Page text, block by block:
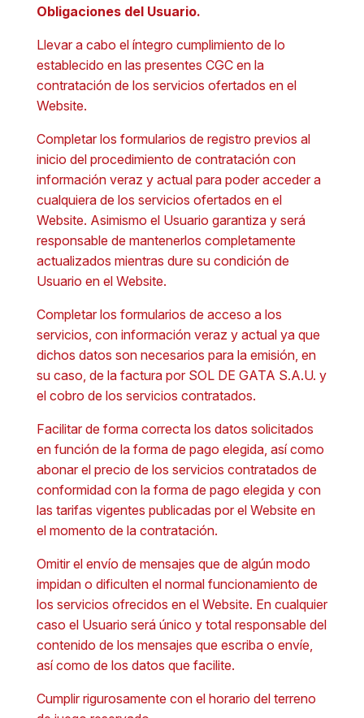
Obligaciones del Usuario.
Llevar a cabo el íntegro cumplimiento de lo
establecido en las presentes CGC en la
contratación de los servicios ofertados en el
Website.
Completar los formularios de registro previos al
inicio del procedimiento de contratación con
información veraz y actual para poder acceder a
cualquiera de los servicios ofertados en el
Website. Asimismo el Usuario garantiza y será
responsable de mantenerlos completamente
actualizados mientras dure su condición de
Usuario en el Website.
Completar los formularios de acceso a los
servicios, con información veraz y actual ya que
dichos datos son necesarios para la emisión, en
su caso, de la factura por SOL DE GATA S.A.U. y
el cobro de los servicios contratados.
Facilitar de forma correcta los datos solicitados
en función de la forma de pago elegida, así como
abonar el precio de los servicios contratados de
conformidad con la forma de pago elegida y con
las tarifas vigentes publicadas por el Website en
el momento de la contratación.
Omitir el envío de mensajes que de algún modo
impidan o dificulten el normal funcionamiento de
los servicios ofrecidos en el Website. En cualquier
caso el Usuario será único y total responsable del
contenido de los mensajes que escriba o envíe,
así como de los datos que facilite.
Cumplir rigurosamente con el horario del terreno